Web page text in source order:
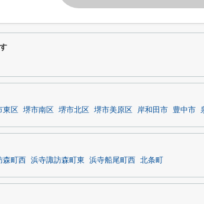
東区 堺市南区 堺市北区 堺市美原区 岸和田市 豊中市
森町西 浜寺諏訪森町東 浜寺船尾町西 北条町